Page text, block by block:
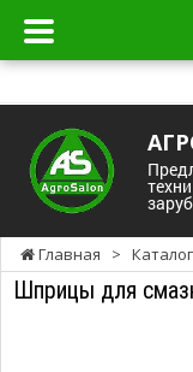
Главная > Каталог
Шприцы для